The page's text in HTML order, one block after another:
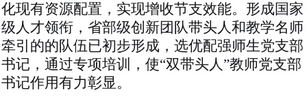
化现有资源配置，实现增收节支效能。 形成国家
级人才领衔，省部级创新团队带头人和教学名师
牵引的的队伍已初步形成，选优配强师生党支部
书记，通过专项培训，使“双带头人”教师党支部
书记作用有力彰显。